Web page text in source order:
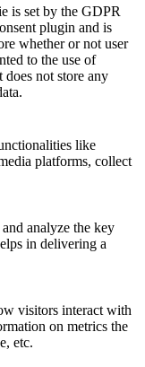
is set by the GDPR
plugin and is
whether or not user
to the use of
does not store any
like
platforms, collect
analyze the key
in delivering a
visitors interact with
on metrics the
etc.